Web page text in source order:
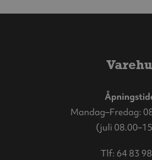
Mandag–Fredag:
(juli
Tlf: 64 83